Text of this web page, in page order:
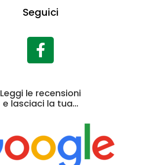
Seguici
Leggi le recensioni
e lasciaci la tua…